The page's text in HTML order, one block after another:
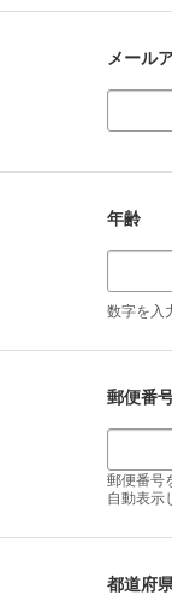
メール
年齢
数字を入
郵便番
郵便番号
自動表示
都道府